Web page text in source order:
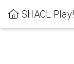
SHACL Play!